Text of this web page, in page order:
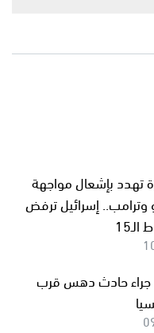
تهدد بإشعال مواجهة
وترامب.. إسرائيل ترفض
حادث دهس قرب